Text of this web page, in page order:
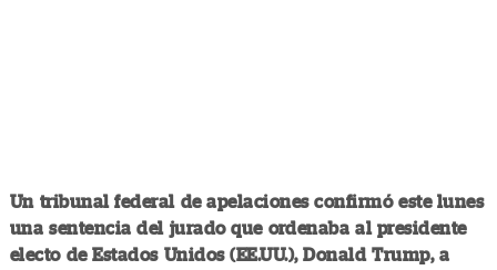
Un tribunal federal de apelaciones confirmó este lunes
una sentencia del jurado que ordenaba al presidente
electo de Estados Unidos (EE.UU.), Donald Trump, a